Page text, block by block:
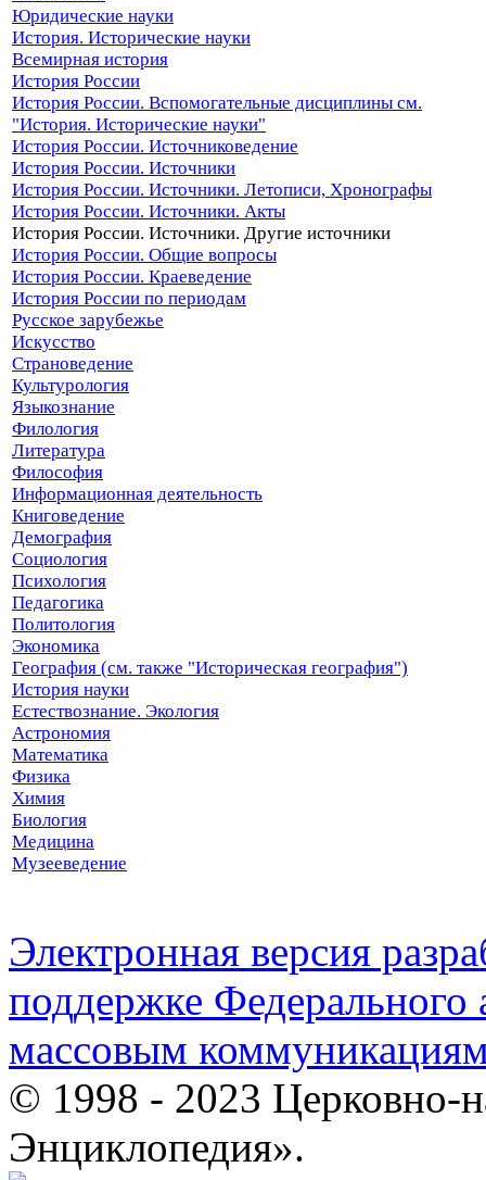
Юридические науки
История. Исторические науки
Всемирная история
История России
История России. Вспомогательные дисциплины см.
"История. Исторические науки"
История России. Источниковедение
История России. Источники
История России. Источники. Летописи, Хронографы
История России. Источники. Акты
История России. Источники. Другие источники
История России. Общие вопросы
История России. Краеведение
История России по периодам
Русское зарубежье
Искусство
Страноведение
Культурология
Языкознание
Филология
Литература
Философия
Информационная деятельность
Книговедение
Демография
Социология
Психология
Педагогика
Политология
Экономика
География (см. также "Историческая география")
История науки
Естествознание. Экология
Астрономия
Математика
Физика
Химия
Биология
Медицина
Музееведение
Электронная версия
поддержке Федерального
массовым
© 1998 - 2023 Церковно-
Энциклопедия».